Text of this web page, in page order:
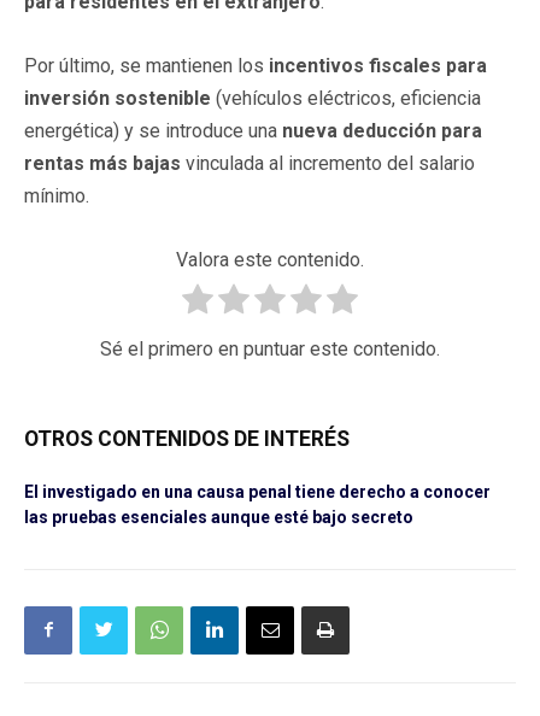
Por último, se mantienen los incentivos fiscales para
inversión sostenible (vehículos eléctricos, eficiencia
energética) y se introduce una nueva deducción para
rentas más bajas vinculada al incremento del salario
mínimo.
Valora este contenido.
Sé el primero en puntuar este contenido.
OTROS CONTENIDOS DE INTERÉS
El investigado en una causa penal tiene derecho a conocer
las pruebas esenciales aunque esté bajo secreto